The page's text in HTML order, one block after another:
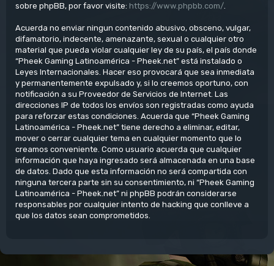
sobre phpBB, por favor visite: https://www.phpbb.com/
Acuerda no enviar ningun contenido abusivo, obsceno, vulgar,
difamatorio, indecente, amenazante, sexual o cualquier otro
material que pueda violar cualquier ley de su país, el país donde
“Pheek Gaming Latinoamérica - Pheek.net” está instalado o
Leyes Internacionales. Hacer eso provocará que sea inmediata
y permanentemente expulsado y, si lo creemos oportuno, con
notificación a su Proveedor de Servicios de Internet. Las
direcciones IP de todos los envíos son registradas como ayuda
para reforzar estas condiciones. Acuerda que “Pheek Gaming
Latinoamérica - Pheek.net” tiene derecho a eliminar, editar,
mover o cerrar cualquier tema en cualquier momento que lo
creamos conveniente. Como usuario acuerda que cualquier
información que haya ingresado será almacenada en una base
de datos. Dado que esta información no será compartida con
ninguna tercera parte sin su consentimiento, ni “Pheek Gaming
Latinoamérica - Pheek.net” ni phpBB podrán considerarse
responsables por cualquier intento de hacking que conlleve a
que los datos sean comprometidos.